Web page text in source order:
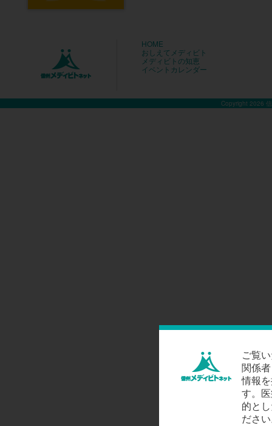
HOME
おしえてメディビト
メディビトの知恵
イベントカレンダー
Copyright 2026
ご覧
関係
情報
す。
的と
ださ